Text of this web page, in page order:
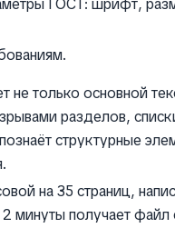
ГОСТ: шрифт,
не только основной
разделов,
структурные
на 35 страниц,
получает файл